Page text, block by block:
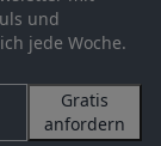
und
jede Woche.
Gratis
anfordern